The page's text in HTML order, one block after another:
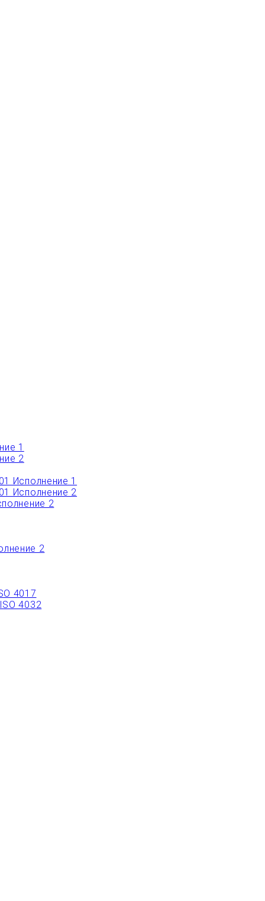
1
2
Исполнение 1
Исполнение 2
2
2
4017
4032